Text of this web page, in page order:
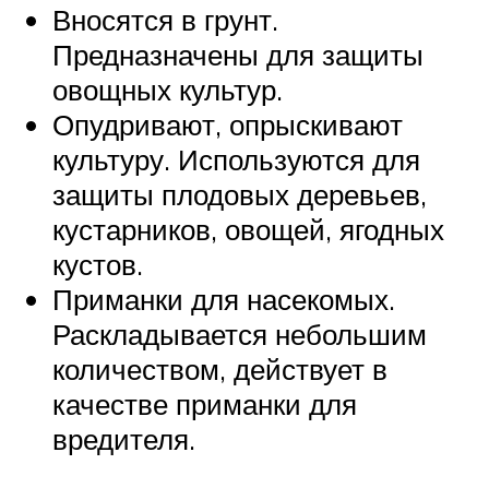
Вносятся в грунт.
Предназначены для защиты
овощных культур.
Опудривают, опрыскивают
культуру. Используются для
защиты плодовых деревьев,
кустарников, овощей, ягодных
кустов.
Приманки для насекомых.
Раскладывается небольшим
количеством, действует в
качестве приманки для
вредителя.